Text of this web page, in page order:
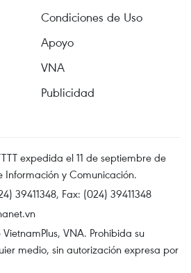
Condiciones de Uso
Apoyo
VNA
Publicidad
expedida el 11 de septiembre de
Información y Comunicación.
39411348, Fax: (024) 39411348
VNA. Prohibida su
medio, sin autorización expresa por